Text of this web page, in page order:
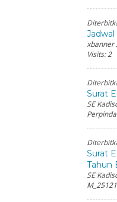
xbanner
Visits: 2
Surat
SE
Surat
Tahun
SE